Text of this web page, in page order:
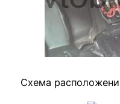
Схема